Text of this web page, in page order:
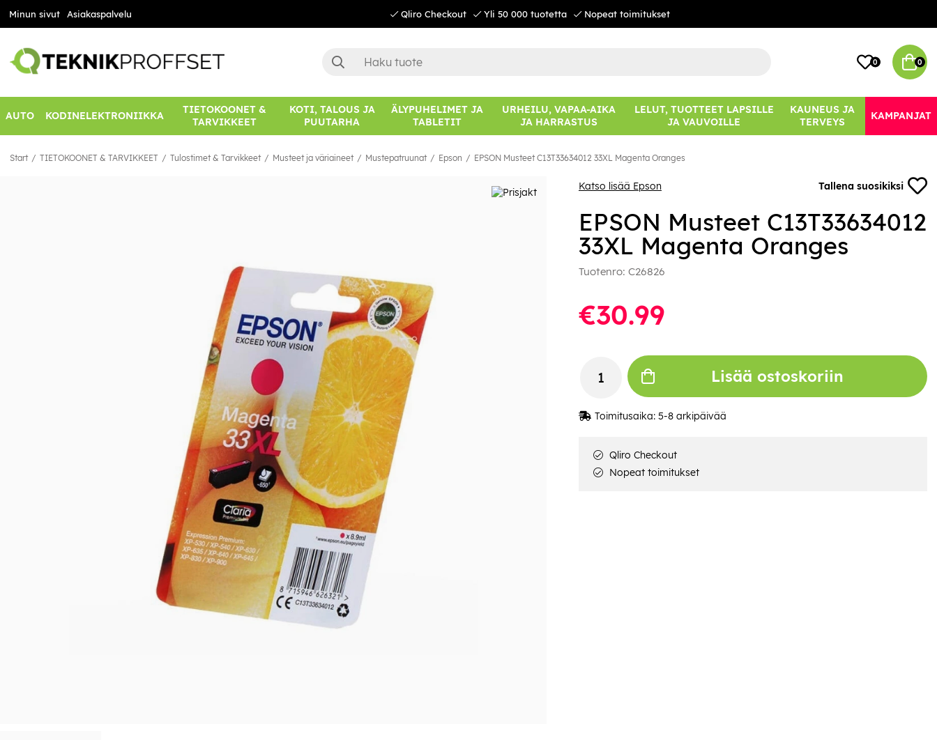
Minun sivut Asiakaspalvelu Qliro Checkout Yli 50 000 tuotetta Nopeat toimitukset
0 0
AUTO KODINELEKTRONIIKKA
TIETOKOONET &
TARVIKKEET
KOTI, TALOUS JA
PUUTARHA
ÄLYPUHELIMET JA
TABLETIT
URHEILU, VAPAA-AIKA
JA HARRASTUS
LELUT, TUOTTEET LAPSILLE
JA VAUVOILLE
KAUNEUS JA
TERVEYS
KAMPANJAT
Start TIETOKOONET & TARVIKKEET Tulostimet & Tarvikkeet Musteet ja väriaineet Mustepatruunat Epson EPSON Musteet C13T33634012 33XL Magenta Oranges
Katso lisää Epson Tallena suosikiksi
EPSON Musteet C13T33634012
33XL Magenta Oranges
Tuotenro: C26826
€30.99
Lisää ostoskoriin
Toimitusaika: 5-8 arkipäivää
Qliro Checkout
Nopeat toimitukset